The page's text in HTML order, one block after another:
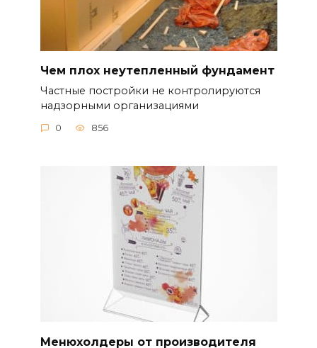
Чем плох неутепленный фундамент
Частные постройки не контролируются
надзорными организациями
0 856
Менюхолдеры от производителя